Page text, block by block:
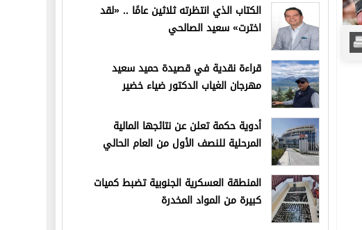
الكتاب الذي انتظرته ثلاثين عامًا .. «لقد
اخترت» سعيد الصالحي
قراءة نقدية في قصيدة حميد سعيد
مهرجان الغياب الدكتور ضياء خضير
أدوية حكمة تعلن عن نتائجها المالية
المرحلية للنصف الأول من العام الحالي
المنطقة العسكرية الجنوبية تضبط كميات
كبيرة من المواد المخدرة